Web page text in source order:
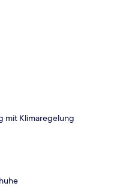
mit Klimaregelung